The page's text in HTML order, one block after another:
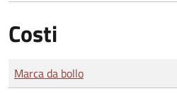
Costi
Tipo di pagamento
Importo
Marca da bollo